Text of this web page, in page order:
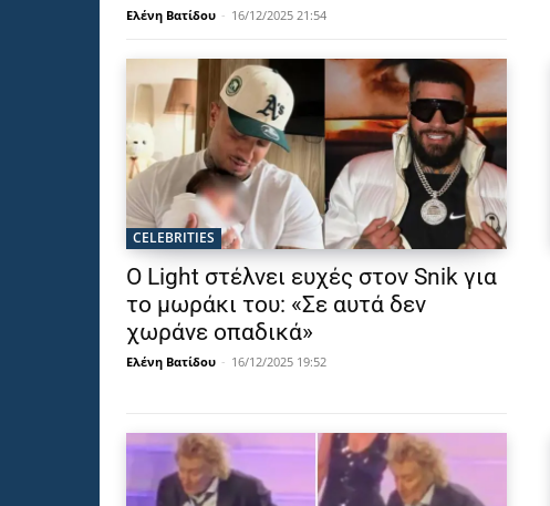
Ελένη Βατίδου - 16/12/2025 21:54
CELEBRITIES
Ο Light στέλνει ευχές στον Snik για
το μωράκι του: «Σε αυτά δεν
χωράνε οπαδικά»
Ελένη Βατίδου - 16/12/2025 19:52